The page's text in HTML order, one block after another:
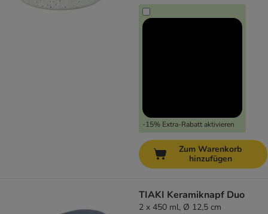
-15% Extra-Rabatt aktivieren
Zum Warenkorb
hinzufügen
TIAKI Keramiknapf Duo
2 x 450 ml, Ø 12,5 cm